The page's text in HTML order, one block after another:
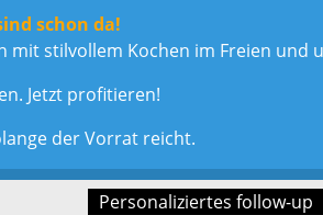
schon da!
mit stilvollem Kochen im Freien und
Jetzt profitieren!
der Vorrat reicht.
Personaliziertes follow-up